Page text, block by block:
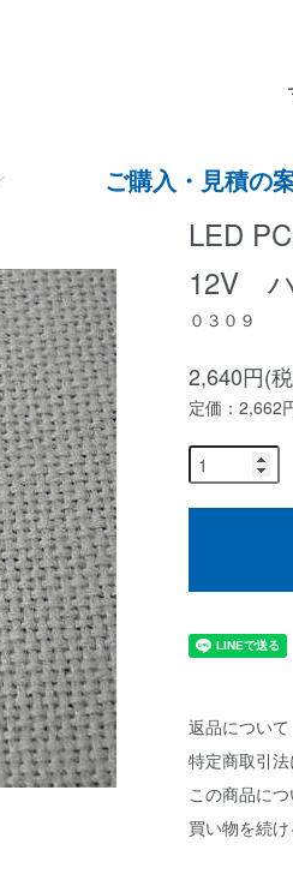
ご購入・見積の
LED
12V
０３０９
2,640円(
定価：2,662
返品について
特定商取引
この商品に
買い物を続け